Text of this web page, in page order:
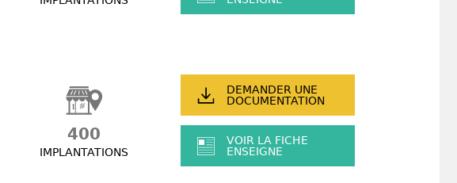
400
IMPLANTATIONS
DEMANDER UNE
DOCUMENTATION
VOIR LA FICHE
ENSEIGNE